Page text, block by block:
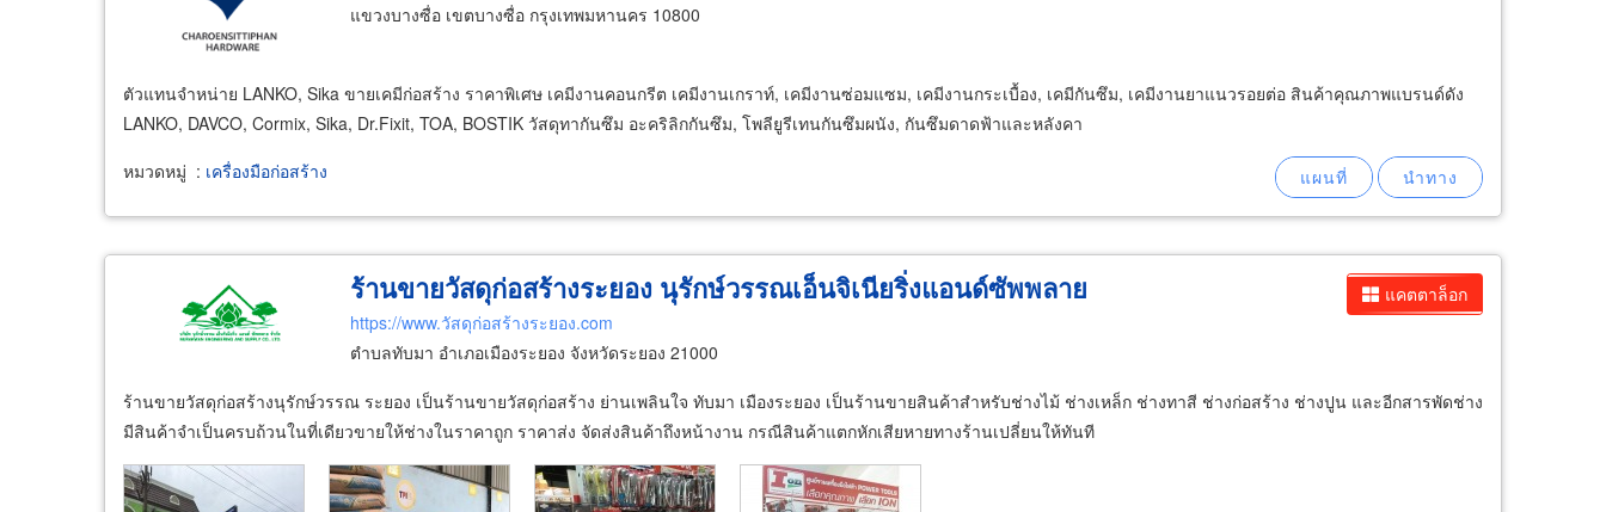
แขวงบางซื่อ เขตบางซื่อ กรุงเทพมหานคร 10800
ตัวแทนจำหน่าย LANKO, Sika ขายเคมีก่อสร้าง ราคาพิเศษ เคมีงานคอนกรีต เคมีงานเกราท์, เคมีงานซ่อมแซม, เคมีงานกระเบื้อง, เคมีกันซึม, เคมีงานยาแนวรอยต่อ สินค้าคุณภาพแบรนด์ดัง
LANKO, DAVCO, Cormix, Sika, Dr.Fixit, TOA, BOSTIK วัสดุทากันซึม อะคริลิกกันซึม, โพลียูรีเทนกันซึมผนัง, กันซึมดาดฟ้าและหลังคา
หมวดหมู่ : เครื่องมือก่อสร้าง
แคตตาล็อก
ร้านขายวัสดุก่อสร้างระยอง นุรักษ์วรรณเอ็นจิเนียริ่งแอนด์ซัพพลาย
https://www.วัสดุก่อสร้างระยอง.com
ตำบลทับมา อำเภอเมืองระยอง จังหวัดระยอง 21000
ร้านขายวัสดุก่อสร้างนุรักษ์วรรณ ระยอง เป็นร้านขายวัสดุก่อสร้าง ย่านเพลินใจ ทับมา เมืองระยอง เป็นร้านขายสินค้าสำหรับช่างไม้ ช่างเหล็ก ช่างทาสี ช่างก่อสร้าง ช่างปูน และอีกสารพัดช่าง
มีสินค้าจำเป็นครบถ้วนในที่เดียวขายให้ช่างในราคาถูก ราคาส่ง จัดส่งสินค้าถึงหน้างาน กรณีสินค้าแตกหักเสียหายทางร้านเปลี่ยนให้ทันที